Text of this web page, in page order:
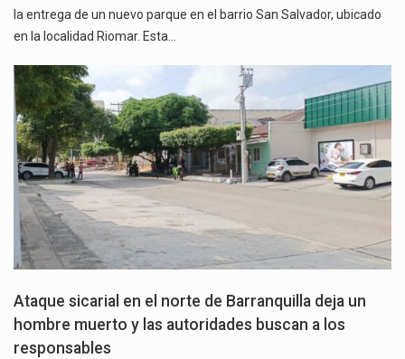
la entrega de un nuevo parque en el barrio San Salvador, ubicado
en la localidad Riomar. Esta…
Ataque sicarial en el norte de Barranquilla deja un
hombre muerto y las autoridades buscan a los
responsables